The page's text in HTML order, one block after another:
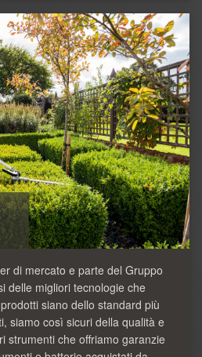
di mercato e parte del Gruppo
delle migliori tecnologie che
siano dello standard più
siamo così sicuri della qualità e
strumenti che offriamo garanzie